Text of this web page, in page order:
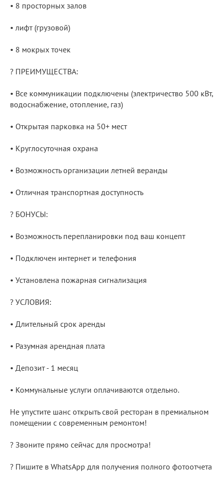
• 8 просторных залов
• лифт (грузовой)
• 8 мокрых точек
? ПРЕИМУЩЕСТВА:
• Все коммуникации подключены (электричество 500 кВт,
водоснабжение, отопление, газ)
• Открытая парковка на 50+ мест
• Круглосуточная охрана
• Возможность организации летней веранды
• Отличная транспортная доступность
? БОНУСЫ:
• Возможность перепланировки под ваш концепт
• Подключен интернет и телефония
• Установлена пожарная сигнализация
? УСЛОВИЯ:
• Длительный срок аренды
• Разумная арендная плата
• Депозит - 1 месяц
• Коммунальные услуги оплачиваются отдельно.
Не упустите шанс открыть свой ресторан в премиальном
помещении с современным ремонтом!
? Звоните прямо сейчас для просмотра!
? Пишите в WhatsApp для получения полного фотоотчета